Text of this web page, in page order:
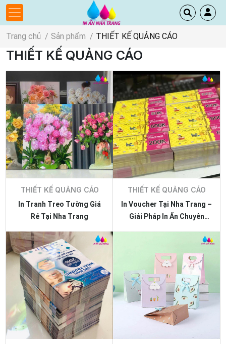
Trang chủ Sản phẩm THIẾT KẾ QUẢNG CÁO
THIẾT KẾ QUẢNG CÁO
THIẾT KẾ QUẢNG CÁO
In Tranh Treo Tường Giá
Rẻ Tại Nha Trang
THIẾT KẾ QUẢNG CÁO
In Voucher Tại Nha Trang –
Giải Pháp In Ấn Chuyên